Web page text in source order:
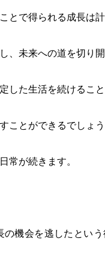
とで得られる成長は計
、未来への道を切り開
した生活を続けること
ことができるでしょう
常が続きます。
機会を逃したとい